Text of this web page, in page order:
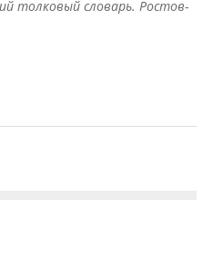
толковый словарь. Ростов-